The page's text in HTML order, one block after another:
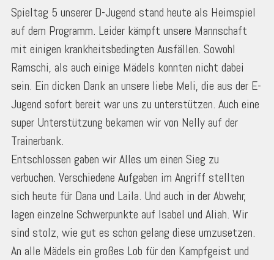
Spieltag 5 unserer D-Jugend stand heute als Heimspiel
auf dem Programm. Leider kämpft unsere Mannschaft
mit einigen krankheitsbedingten Ausfällen. Sowohl
Ramschi, als auch einige Mädels konnten nicht dabei
sein. Ein dicken Dank an unsere liebe Meli, die aus der E-
Jugend sofort bereit war uns zu unterstützen. Auch eine
super Unterstützung bekamen wir von Nelly auf der
Trainerbank.
Entschlossen gaben wir Alles um einen Sieg zu
verbuchen. Verschiedene Aufgaben im Angriff stellten
sich heute für Dana und Laila. Und auch in der Abwehr,
lagen einzelne Schwerpunkte auf Isabel und Aliah. Wir
sind stolz, wie gut es schon gelang diese umzusetzen.
An alle Mädels ein großes Lob für den Kampfgeist und